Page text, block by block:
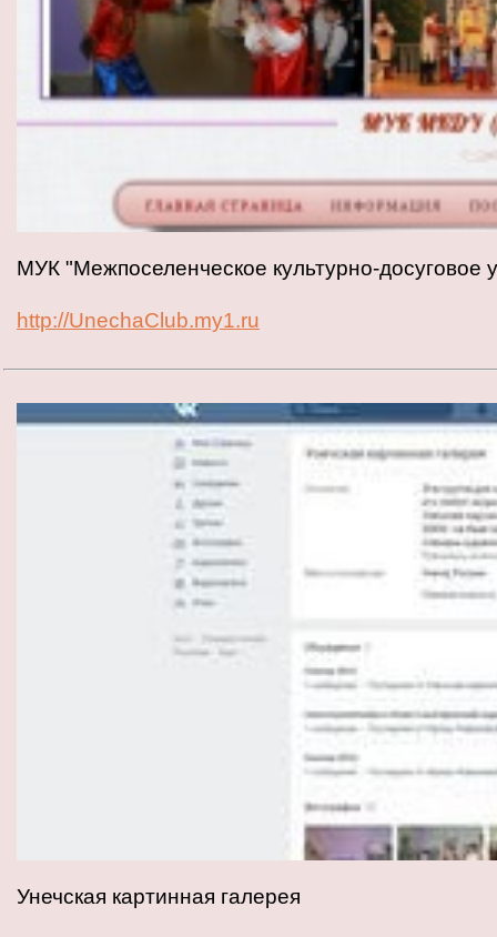
МУК "Межпоселенческое культурно-досуговое
http://UnechaClub.my1.ru
Унечская картинная галерея